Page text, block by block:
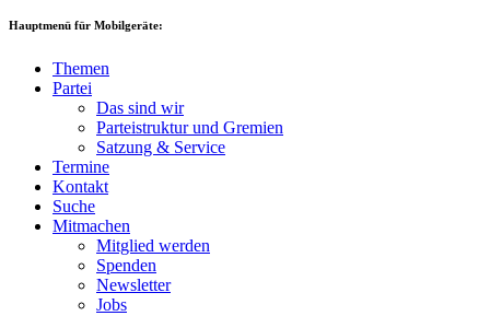
Hauptmenü für Mobilgeräte:
Themen
Partei
Das sind wir
Parteistruktur und Gremien
Satzung & Service
Termine
Kontakt
Suche
Mitmachen
Mitglied werden
Spenden
Newsletter
Jobs